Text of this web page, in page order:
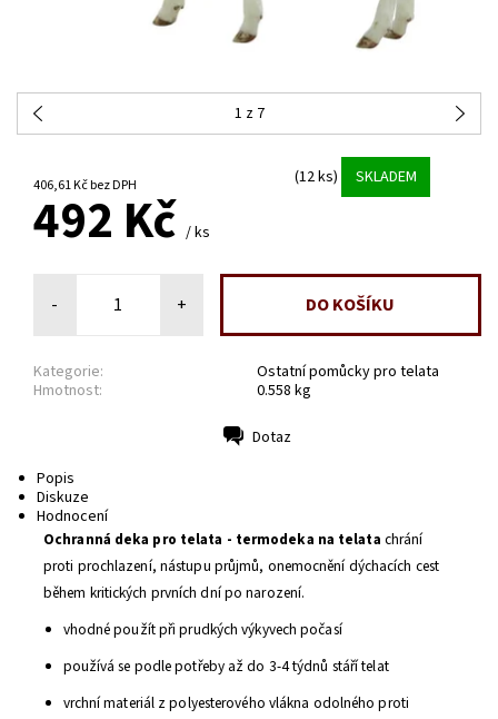
1 z 7
406,61 Kč bez DPH (12 ks) SKLADEM
492 Kč / ks
- +
Kategorie:
Ostatní pomůcky pro telata
Hmotnost:
0.558 kg
Dotaz
Popis
Diskuze
Hodnocení
Ochranná deka pro telata - termodeka na telata chrání
proti prochlazení, nástupu průjmů, onemocnění dýchacích cest
během kritických prvních dní po narození.
vhodné použít při prudkých výkyvech počasí
používá se podle potřeby až do 3-4 týdnů stáří telat
vrchní materiál z polyesterového vlákna odolného proti